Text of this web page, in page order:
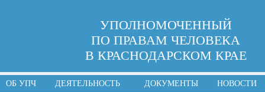
УПОЛНОМОЧЕННЫЙ
ПО ПРАВАМ ЧЕЛОВЕКА
В КРАСНОДАРСКОМ КРАЕ
ОБ УПЧ ДЕЯТЕЛЬНОСТЬ ДОКУМЕНТЫ НОВОСТИ